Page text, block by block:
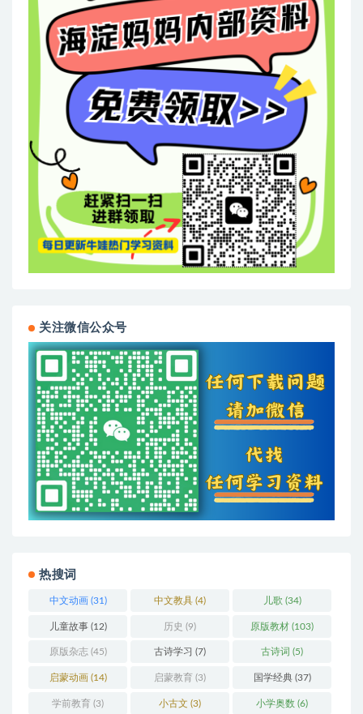
关注微信公众号
热搜词
中文动画(31) 中文教具 (4) 儿歌 (34)
儿童故事(12) 历史 (9) 原版教材 (103)
原版杂志(45) 古诗学习 (7) 古诗词 (5)
启蒙动画(14) 启蒙教育 (3) 国学经典(37)
学前教育 (3) 小古文 (3) 小学奥数 (6)